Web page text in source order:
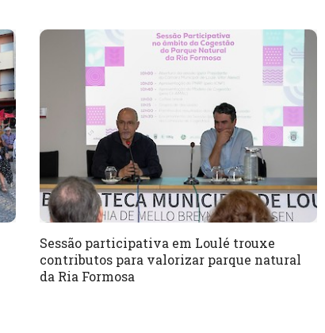
Sessão participativa em Loulé trouxe
contributos para valorizar parque natural
da Ria Formosa